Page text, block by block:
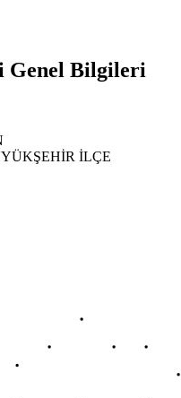
Genel Bilgileri
İLÇE